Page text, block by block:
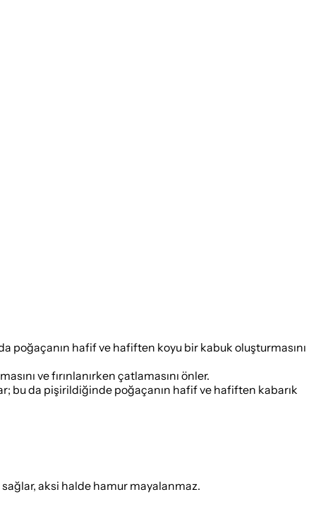
poğaçanın hafif ve hafiften koyu bir kabuk oluşturmasını
ve fırınlanırken çatlamasını önler.
bu da pişirildiğinde poğaçanın hafif ve hafiften kabarık
aksi halde hamur mayalanmaz.